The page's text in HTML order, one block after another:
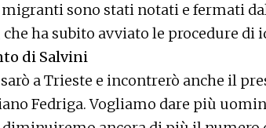
migranti sono stati notati e fermati
che ha subito avviato le procedure di
di Salvini
a Trieste e incontrerò anche il
Fedriga. Vogliamo dare più